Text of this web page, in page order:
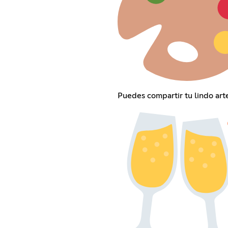
Puedes compartir tu lindo